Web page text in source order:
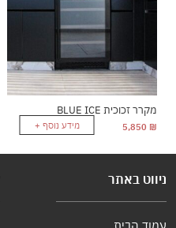
מקרר זכוכית BLUE ICE
5,850 ₪ מידע נוסף +
ניווט באתר